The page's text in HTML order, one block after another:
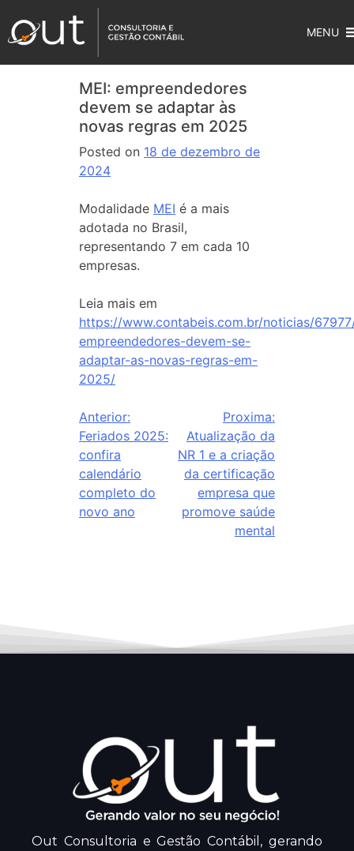
MENU
MEI: empreendedores
devem se adaptar às
novas regras em 2025
Posted on 18 de dezembro de
2024
Modalidade MEI é a mais
adotada no Brasil,
representando 7 em cada 10
empresas.
Leia mais em
https://www.contabeis.com.br/noticias/
empreendedores-devem-se-
adaptar-as-novas-regras-em-
2025/
Anterior:
Feriados 2025:
confira
calendário
completo do
novo ano
Proxima:
Atualização da
NR 1 e a criação
da certificação
empresa que
promove saúde
mental
Out Consultoria e Gestão Contábil, gerando